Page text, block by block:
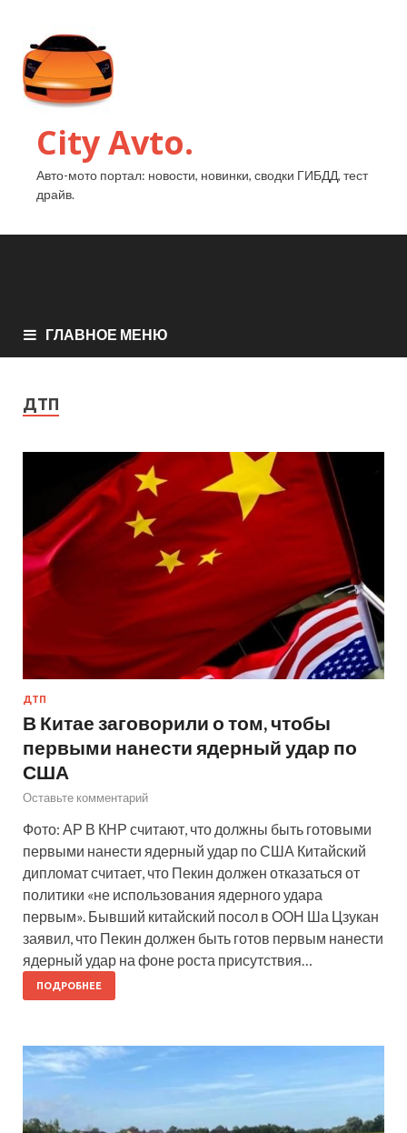
City Avto.
Авто-мото портал: новости, новинки, сводки ГИБДД, тест
драйв.
ГЛАВНОЕ МЕНЮ
ДТП
ДТП
В Китае заговорили о том, чтобы
первыми нанести ядерный удар по
США
Оставьте комментарий
Фото: АР В КНР считают, что должны быть готовыми
первыми нанести ядерный удар по США Китайский
дипломат считает, что Пекин должен отказаться от
политики «не использования ядерного удара
первым». Бывший китайский посол в ООН Ша Цзукан
заявил, что Пекин должен быть готов первым нанести
ядерный удар на фоне роста присутствия…
ПОДРОБНЕЕ